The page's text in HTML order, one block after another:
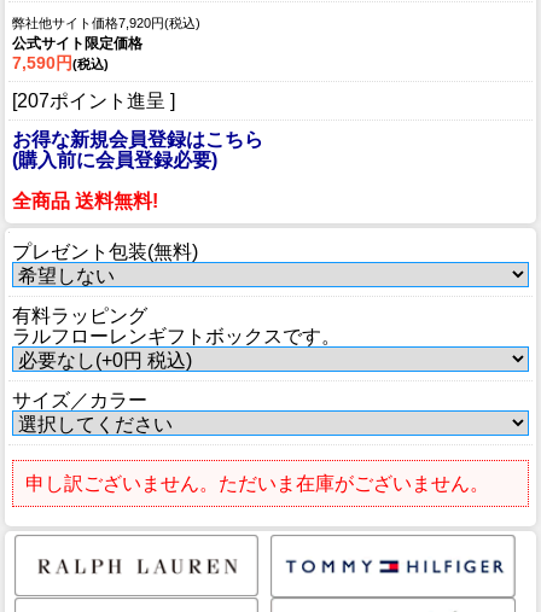
弊社他サイト価格7,920円(税込)
公式サイト限定価格
7,590円(税込)
[207ポイント進呈 ]
お得な新規会員登録はこちら
(購入前に会員登録必要)
全商品 送料無料!
プレゼント包装(無料)
有料ラッピング
ラルフローレンギフトボックスです。
サイズ／カラー
申し訳ございません。ただいま在庫がございません。